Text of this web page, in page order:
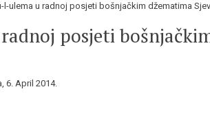
l-ulema u radnoj posjeti bošnjačkim džematima
posjeti
6. April 2014.